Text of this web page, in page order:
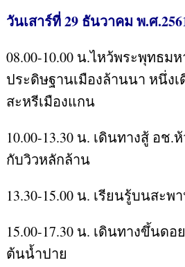
วันเสาร์ที่ 29 ธันวาคม พ.ศ
08.00-10.00 น.ไหว้พระพุทธม
ประดิษฐานเมืองล้านนา หนึ่ง
สะหรีเมืองแกน
10.00-13.30 น. เดินทางสู้ อช.
กับวิวหลักล้าน
13.30-15.00 น. เรียนรู้บนสะ
15.00-17.30 น. เดินทางขึ้นด
ต้นน้ำปาย